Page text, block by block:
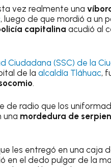
vez realmente una
, luego de que mordió a un
capitalina acudió al
Ciudadana (SSC) de la
de la alcaldía Tláhuac,
.
de radio que los
una mordedura de
les entregó en una caja
en el dedo pulgar de la